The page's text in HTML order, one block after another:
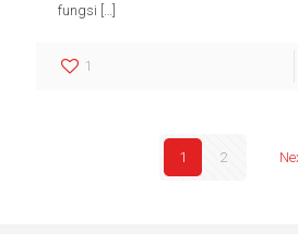
fungsi […]
1
1 2